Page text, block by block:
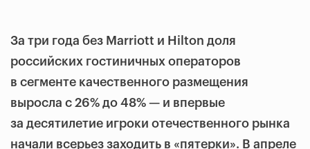
За три года без Marriott и Hilton доля
российских гостиничных операторов
в сегменте качественного размещения
выросла с 26% до 48% — и впервые
за десятилетие игроки отечественного рынка
начали всерьез заходить в «пятерки». В апреле